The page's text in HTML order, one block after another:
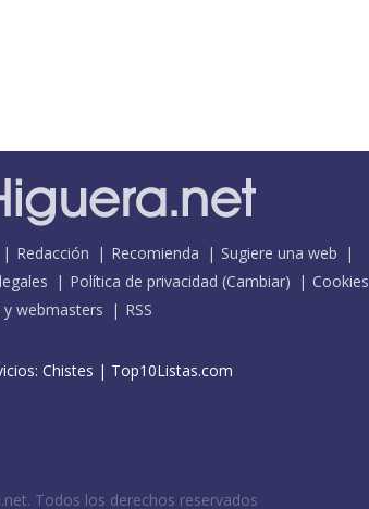
Redacción Recomienda
Sugiere una web
Política de privacidad (Cambiar)
Cookies
y webmasters
RSS
Chistes | Top10Listas.com
Todos los derechos reservados